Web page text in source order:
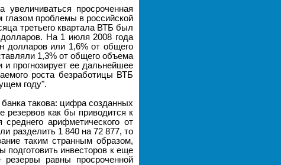
просроченная
проблемы в российской
третьего квартала ВТБ был
На 1 июля 2008 года
долларов или 1,6% от общего
1,3% от общего объема
прогнозирует ее дальнейшее
роста безработицы ВТБ
году".
такова: цифра созданных
резервов как бы приводится к
арифметического от
разделить 1 840 на 72 877, то
таким странным образом,
подготовить инвесторов к еще
равны просроченной